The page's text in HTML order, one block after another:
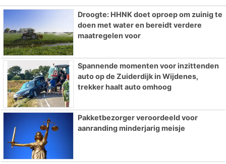
Droogte: HHNK doet oproep om zuinig te
doen met water en bereidt verdere
maatregelen voor
Spannende momenten voor inzittenden
auto op de Zuiderdijk in Wijdenes,
trekker haalt auto omhoog
Pakketbezorger veroordeeld voor
aanranding minderjarig meisje